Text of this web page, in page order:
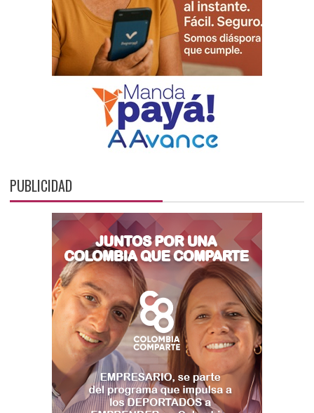
PUBLICIDAD